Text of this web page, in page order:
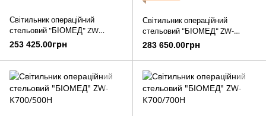
Світильник операційний
стельовий "БІОМЕД" ZW
700/500D
253 425.00грн
Світильник операційний
стельовий "БІОМЕД" ZW-
700/700D
283 650.00грн